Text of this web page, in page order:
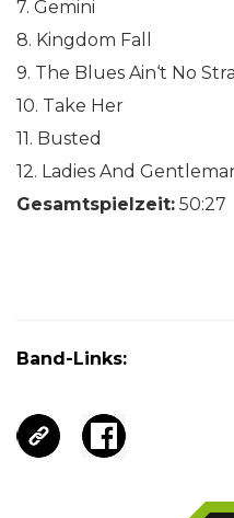
7. Gemini
8. Kingdom Fall
9. The Blues Ain‘t No
10. Take Her
11. Busted
12. Ladies And
Gesamtspielzeit: 50:27
Band-Links: